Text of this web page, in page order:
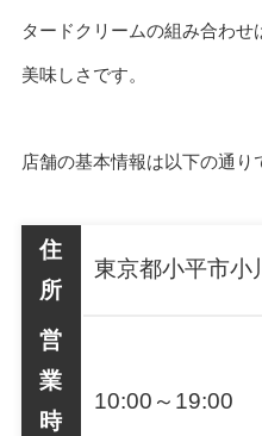
タードクリームの組み合わ
美味しさです。
店舗の基本情報は以下の通り
住
所
東京都小平市小
営
業
時
10:00～19:00